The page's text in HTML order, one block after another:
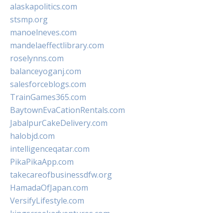
alaskapolitics.com
stsmp.org
manoelneves.com
mandelaeffectlibrary.com
roselynns.com
balanceyoganj.com
salesforceblogs.com
TrainGames365.com
BaytownEvaCationRentals.com
JabalpurCakeDelivery.com
halobjd.com
intelligenceqatar.com
PikaPikaApp.com
takecareofbusinessdfw.org
HamadaOfJapan.com
VersifyLifestyle.com